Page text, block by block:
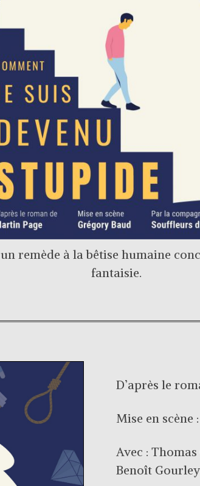
remède à la bêtise humaine
fantaisie.
D’après le
Mise en scène
Avec :
Benoît Gourley